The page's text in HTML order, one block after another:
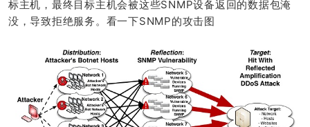
标主机，最终目标主机会被这些SNMP设备返回的数据包淹
没，导致拒绝服务。看一下SNMP的攻击图